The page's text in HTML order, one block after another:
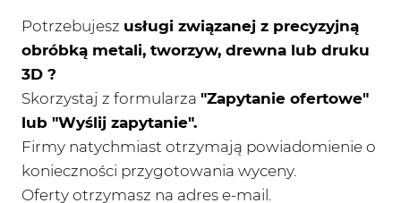
Potrzebujesz usługi związanej z precyzyjną
obróbką metali, tworzyw, drewna lub druku
3D ?
Skorzystaj z formularza "Zapytanie ofertowe"
lub "Wyślij zapytanie".
Firmy natychmiast otrzymają powiadomienie o
konieczności przygotowania wyceny.
Oferty otrzymasz na adres e-mail.